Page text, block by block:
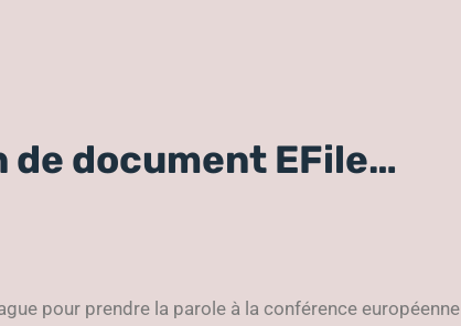
document EFile…
pour prendre la parole à la conférence européenne